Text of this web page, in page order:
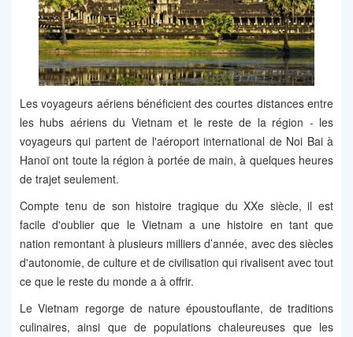
Les voyageurs aériens bénéficient des courtes distances entre
les hubs aériens du Vietnam et le reste de la région - les
voyageurs qui partent de l'aéroport international de Noi Bai à
Hanoï ont toute la région à portée de main, à quelques heures
de trajet seulement.
Compte tenu de son histoire tragique du XXe siècle, il est
facile d'oublier que le Vietnam a une histoire en tant que
nation remontant à plusieurs milliers d’année, avec des siècles
d'autonomie, de culture et de civilisation qui rivalisent avec tout
ce que le reste du monde a à offrir.
Le Vietnam regorge de nature époustouflante, de traditions
culinaires, ainsi que de populations chaleureuses que les